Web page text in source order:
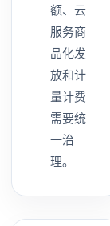
额、云
服务商
品化发
放和计
量计费
需要统
一治
理。